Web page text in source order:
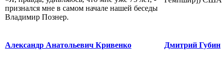
признался мне в самом начале нашей беседы
Владимир Познер.
Александр Анатольевич Кривенко Дмитрий Губин